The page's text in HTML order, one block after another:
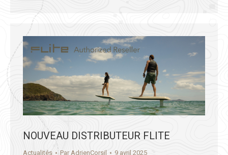
NOUVEAU DISTRIBUTEUR FLITE
Actualités Par AdrienCorsil 9 avril 2025